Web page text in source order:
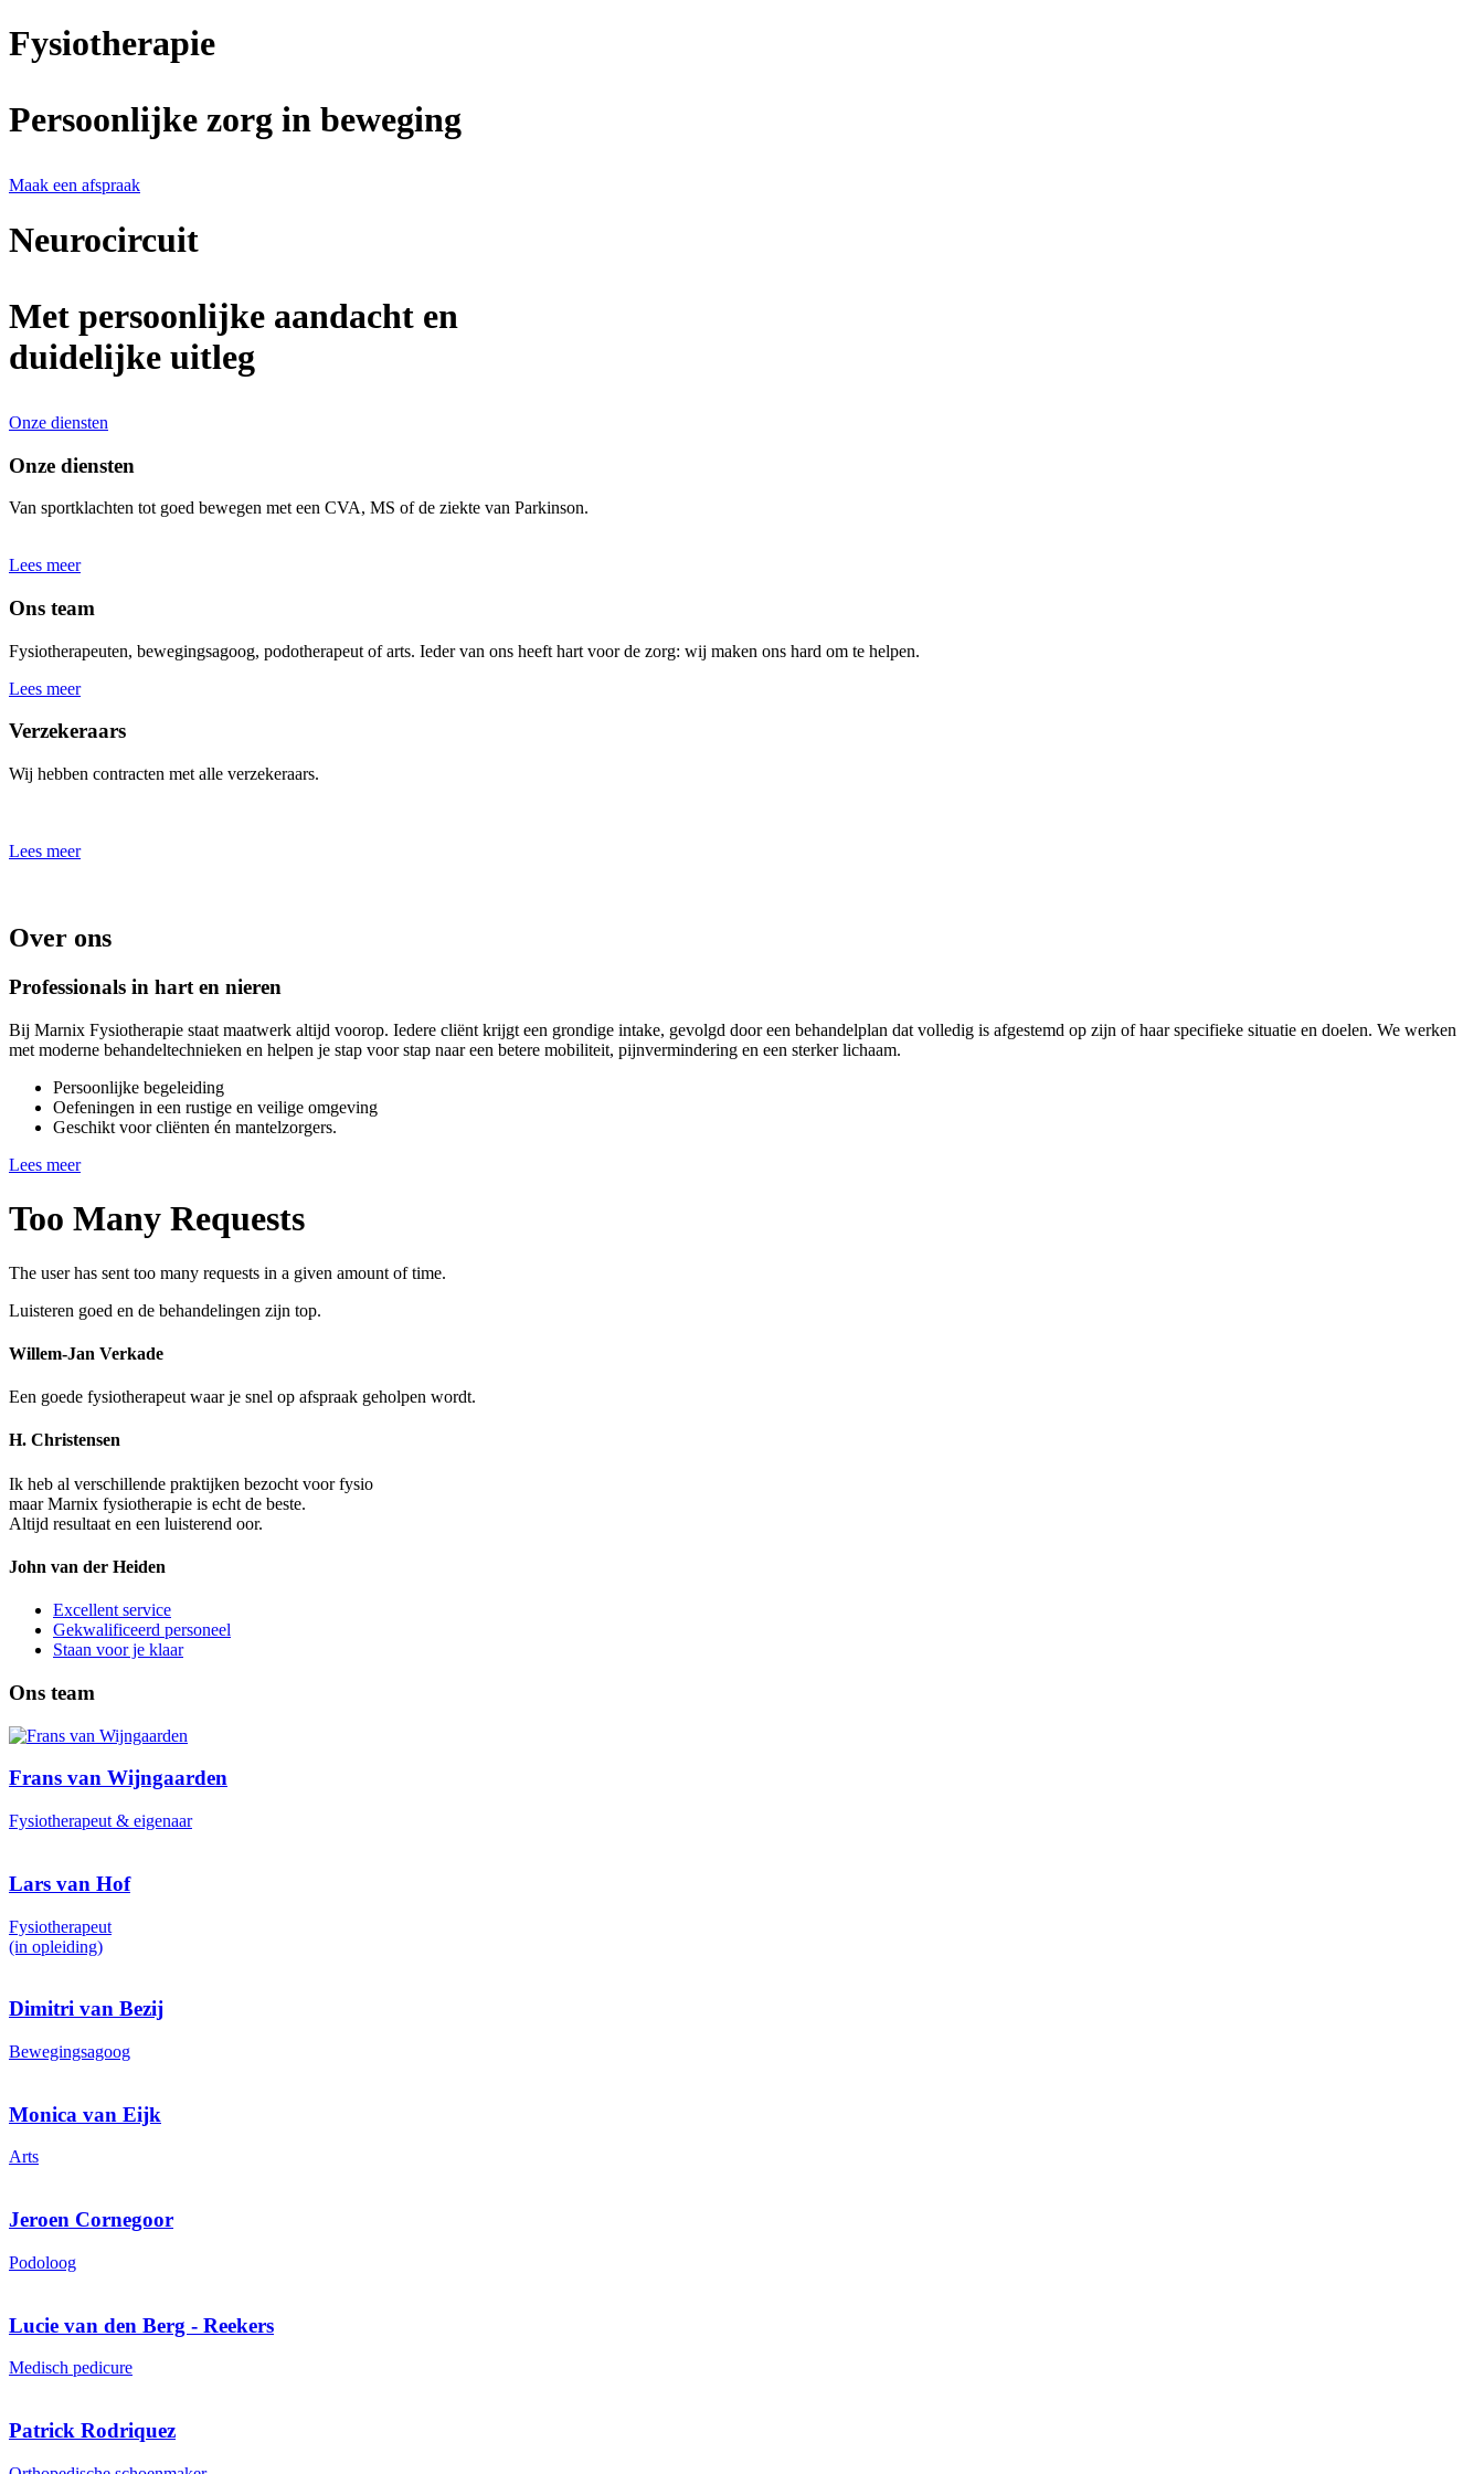
Fysiotherapie
Persoonlijke zorg in beweging
Maak een afspraak
Neurocircuit
Met persoonlijke aandacht en
duidelijke uitleg
Onze diensten
Onze diensten
Van sportklachten tot goed bewegen met een CVA, MS of de ziekte van Parkinson.
Lees meer
Ons team
Fysiotherapeuten, bewegingsagoog, podotherapeut of arts. Ieder van ons heeft hart voor de zorg: wij maken ons hard om te helpen.
Lees meer
Verzekeraars
Wij hebben contracten met alle verzekeraars.
Lees meer
Over ons
Professionals in hart en nieren
Bij Marnix Fysiotherapie staat maatwerk altijd voorop. Iedere cliënt krijgt een grondige intake, gevolgd door een behandelplan dat volledig is afgestemd op zijn of haar specifieke situatie en doelen. We werken
met moderne behandeltechnieken en helpen je stap voor stap naar een betere mobiliteit, pijnvermindering en een sterker lichaam.
Persoonlijke begeleiding
Oefeningen in een rustige en veilige omgeving
Geschikt voor cliënten én mantelzorgers.
Lees meer
Too Many Requests
The user has sent too many requests in a given amount of time.
Luisteren goed en de behandelingen zijn top.
Willem-Jan Verkade
Een goede fysiotherapeut waar je snel op afspraak geholpen wordt.
H. Christensen
Ik heb al verschillende praktijken bezocht voor fysio
maar Marnix fysiotherapie is echt de beste.
Altijd resultaat en een luisterend oor.
John van der Heiden
Excellent service
Gekwalificeerd personeel
Staan voor je klaar
Ons team
Frans van Wijngaarden
Fysiotherapeut & eigenaar
Lars van Hof
Fysiotherapeut
(in opleiding)
Dimitri van Bezij
Bewegingsagoog
Monica van Eijk
Arts
Jeroen Cornegoor
Podoloog
Lucie van den Berg - Reekers
Medisch pedicure
Patrick Rodriquez